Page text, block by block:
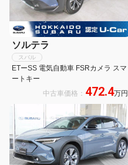
ソルテラ
スバル
ETーSS 電気自動車 FSRカメラ スマ
ートキー
中古車価格： 472.4万円